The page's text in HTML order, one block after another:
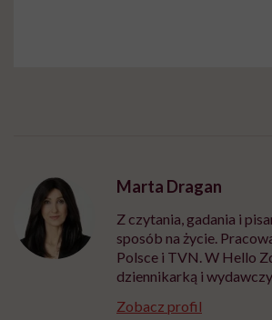
Marta Dragan
Z czytania, gadania i
sposób na życie.
Polsce i TVN. W Hello
dziennikarką i
Zobacz profil